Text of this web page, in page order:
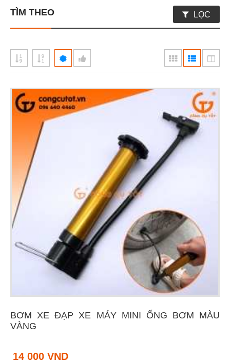
TÌM THEO LỌC
BƠM XE ĐẠP XE MÁY MINI ỐNG BƠM MÀU
VÀNG
14 000 VND